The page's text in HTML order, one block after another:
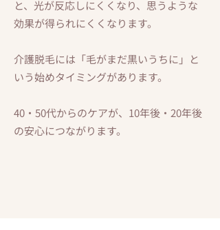
と、光が反応しにくくなり、思うような
効果が得られにくくなります。
介護脱毛には「毛がまだ黒いうちに」と
いう始めタイミングがあります。
40・50代からのケアが、10年後・20年後
の安心につながります。